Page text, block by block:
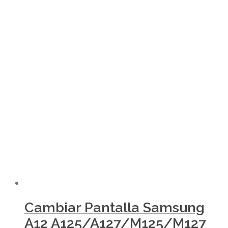
Cambiar Pantalla Samsung
A12 A125/A127/M125/M127